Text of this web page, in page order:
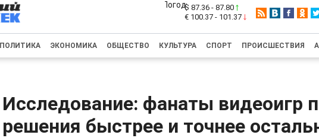
$ 87.36 - 87.80
€ 100.37 - 101.37
ПОЛИТИКА ЭКОНОМИКА ОБЩЕСТВО КУЛЬТУРА СПОРТ ПРОИСШЕСТВИЯ
Исследование: фанаты видеоигр
решения быстрее и точнее